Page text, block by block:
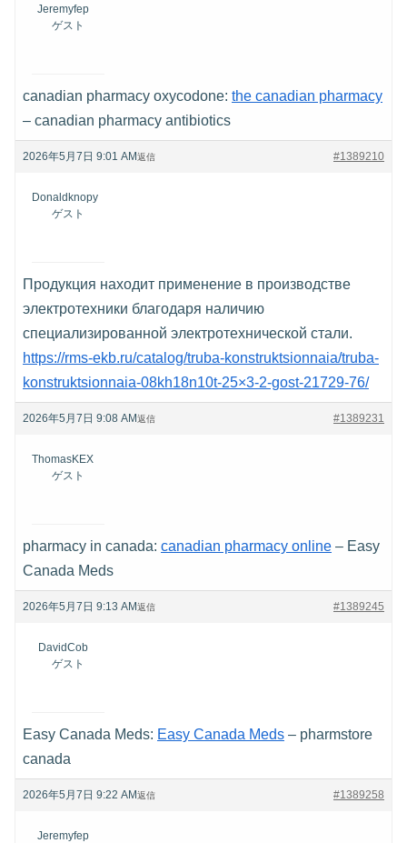
Jeremyfep
ゲスト
canadian pharmacy oxycodone: the canadian pharmacy
– canadian pharmacy antibiotics
2026年5月7日 9:01 AM #1389210
返信
Donaldknopy
ゲスト
Продукция находит применение в производстве
электротехники благодаря наличию
специализированной электротехнической стали.
https://rms-ekb.ru/catalog/truba-konstruktsionnaia/truba-
konstruktsionnaia-08kh18n10t-25×3-2-gost-21729-76/
2026年5月7日 9:08 AM #1389231
返信
ThomasKEX
ゲスト
pharmacy in canada: canadian pharmacy online – Easy
Canada Meds
2026年5月7日 9:13 AM #1389245
返信
DavidCob
ゲスト
Easy Canada Meds: Easy Canada Meds – pharmstore
canada
2026年5月7日 9:22 AM #1389258
返信
Jeremyfep